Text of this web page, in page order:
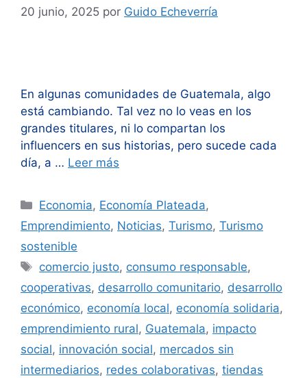
20 junio, 2025 por Guido Echeverría
En algunas comunidades de Guatemala, algo
está cambiando. Tal vez no lo veas en los
grandes titulares, ni lo compartan los
influencers en sus historias, pero sucede cada
día, a … Leer más
Categorías
Economia, Economía Plateada,
Emprendimiento, Noticias, Turismo, Turismo
sostenible
Etiquetas
comercio justo, consumo responsable,
cooperativas, desarrollo comunitario, desarrollo
económico, economía local, economía solidaria,
emprendimiento rural, Guatemala, impacto
social, innovación social, mercados sin
intermediarios, redes colaborativas, tiendas